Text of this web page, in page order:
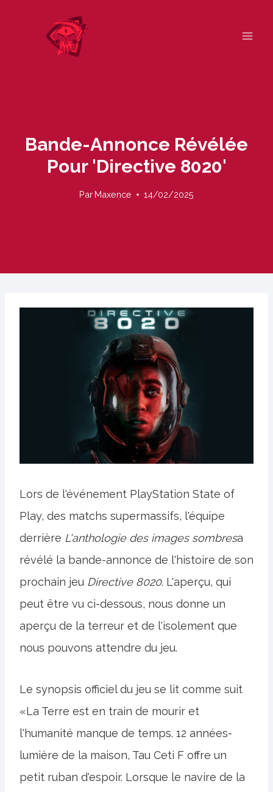
Bande-Annonce Révélée
Pour 'Directive 8020'
Par Maxence 14/02/2025
Lors de l'événement PlayStation State of
Play, des matchs supermassifs, l'équipe
derrière L'anthologie des images sombresa
révélé la bande-annonce de l'histoire de son
prochain jeu Directive 8020. L'aperçu, qui
peut être vu ci-dessous, nous donne un
aperçu de la terreur et de l'isolement que
nous pouvons attendre du jeu.
Le synopsis officiel du jeu se lit comme suit
«La Terre est en train de mourir et
l'humanité manque de temps. 12 années-
lumière de la maison, Tau Ceti F offre un
petit ruban d'espoir. Lorsque le navire de la